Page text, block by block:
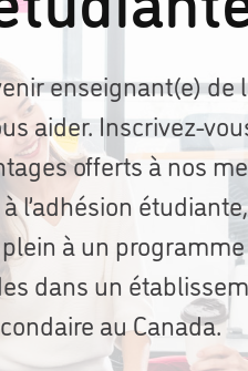
enseignant(e) de
aider. Inscrivez-
offerts à nos
l’adhésion
à un
dans un
au Canada.